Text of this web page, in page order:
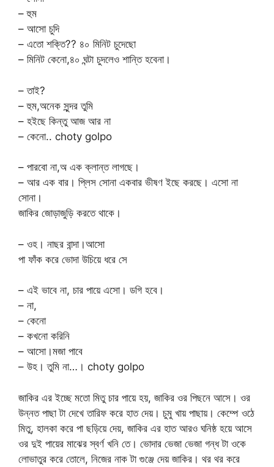
– হুম
– আসো চুদি
– এতো শক্তি?? ৪০ মিনিট চুদেছো
– মিনিট কেনো,৪০ ঘন্টা চুদলেও শান্তি হবেনা।
– তাই?
– হুম,অনেক সুন্দর তুমি
– হইছে কিন্তু আজ আর না
– কেনো.. choty golpo
– পারবো না,অ এক ক্লান্ত লাগছে।
– আর এক বার। প্লিস সোনা একবার ভীষণ ইছে করছে। এসো না
সোনা।
জাকির জোড়াজুড়ি করতে থাকে।
– ওহ। নাছর বান্দা।আসো
পা ফাঁক করে ভোদা উচিয়ে ধরে সে
– এই ভাবে না, চার পায়ে এসো। ডগি হবে।
– না,
– কেনো
– কখনো করিনি
– আসো।মজা পাবে
– উহ। তুমি না…। choty golpo
জাকির এর ইচ্ছে মতো মিতু চার পায়ে হয়, জাকির ওর পিছনে আসে। ওর
উন্নত পাছা টা দেখে তারিফ করে হাত দেয়। চুমু খায় পাছায়। কেম্পে ওঠে
মিতু, হালকা করে পা ছড়িয়ে দেয়, জাকির এর হাত আরও ঘনিষ্ঠ হয়ে আসে
ওর দুই পায়ের মাঝের স্বর্ণ খনি তে। ভোদার ভেজা ভেজা গন্ধ টা ওকে
লোভাতুর করে তোলে, নিজের নাক টা গুঞ্জে দেয় জাকির। থর থর করে